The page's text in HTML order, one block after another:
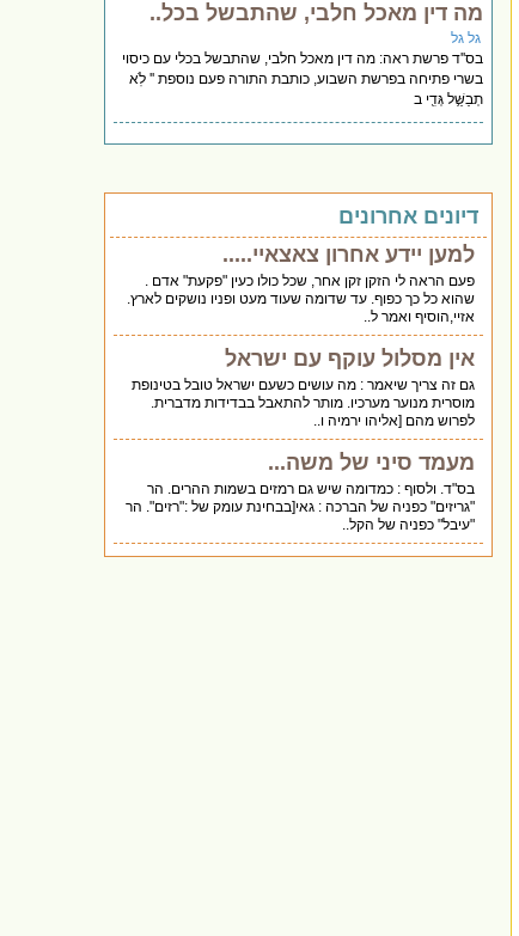
מה דין מאכל חלבי, שהתבשל בכל..
גל גל
בס''ד פרשת ראה: מה דין מאכל חלבי, שהתבשל בכלי עם כיסוי
בשרי פתיחה בפרשת השבוע, כותבת התורה פעם נוספת '' לֹֽא
תְבַשֵּׁ֥ל גְּדִ֖י ב
דיונים אחרונים
למען יידע אחרון צאצאיי.....
פעם הראה לי הזקן זקן אחר, שכל כולו כעין "פקעת" אדם .
שהוא כל כך כפוף. עד שדומה שעוד מעט ופניו נושקים לארץ.
אזיי,הוסיף ואמר ל..
אין מסלול עוקף עם ישראל
גם זה צריך שיאמר : מה עושים כשעם ישראל טובל בטינופת
מוסרית מנוער מערכיו. מותר להתאבל בבדידות מדברית.
לפרוש מהם [אליהו ירמיה ו..
מעמד סיני של משה...
בס"ד. ולסוף : כמדומה שיש גם רמזים בשמות ההרים. הר
"גריזים" כפניה של הברכה : גאי[בבחינת עומק של :"רזים". הר
"עיבל" כפניה של הקל..